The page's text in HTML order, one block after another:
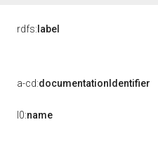
rdfs: label
a-cd:documentationIdentifier
l0:name